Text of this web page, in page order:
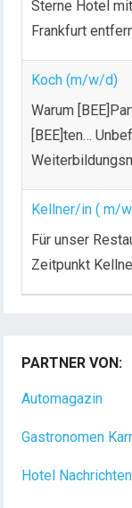
Sterne Hotel
Frankfurt
Koch (m/w/d)
Warum
[BEE]ten…
Kellner/in ( m/
Für unser
Zeitpunkt
PARTNER VON:
Automagazin
Gastronomen
Hotel Nachrichten